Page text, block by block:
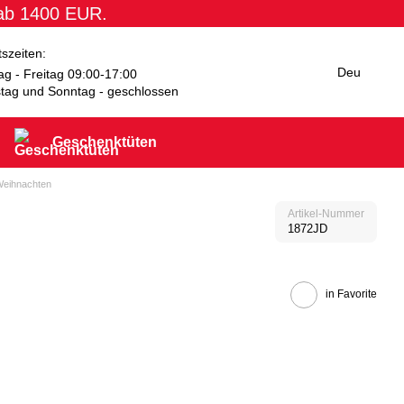
1400 EUR.
- Freitag 09:00-17:00
und Sonntag - geschlossen
Deu
Geschenktüten
Artikel-Nummer
1872JD
in Favorite